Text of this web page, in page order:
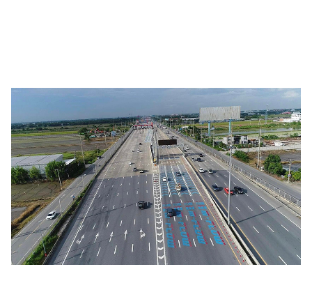
วง
หญิง
ผู้ชาย
สุขภาพ
ท่อง
เที่ยว
สูตร
อาหาร